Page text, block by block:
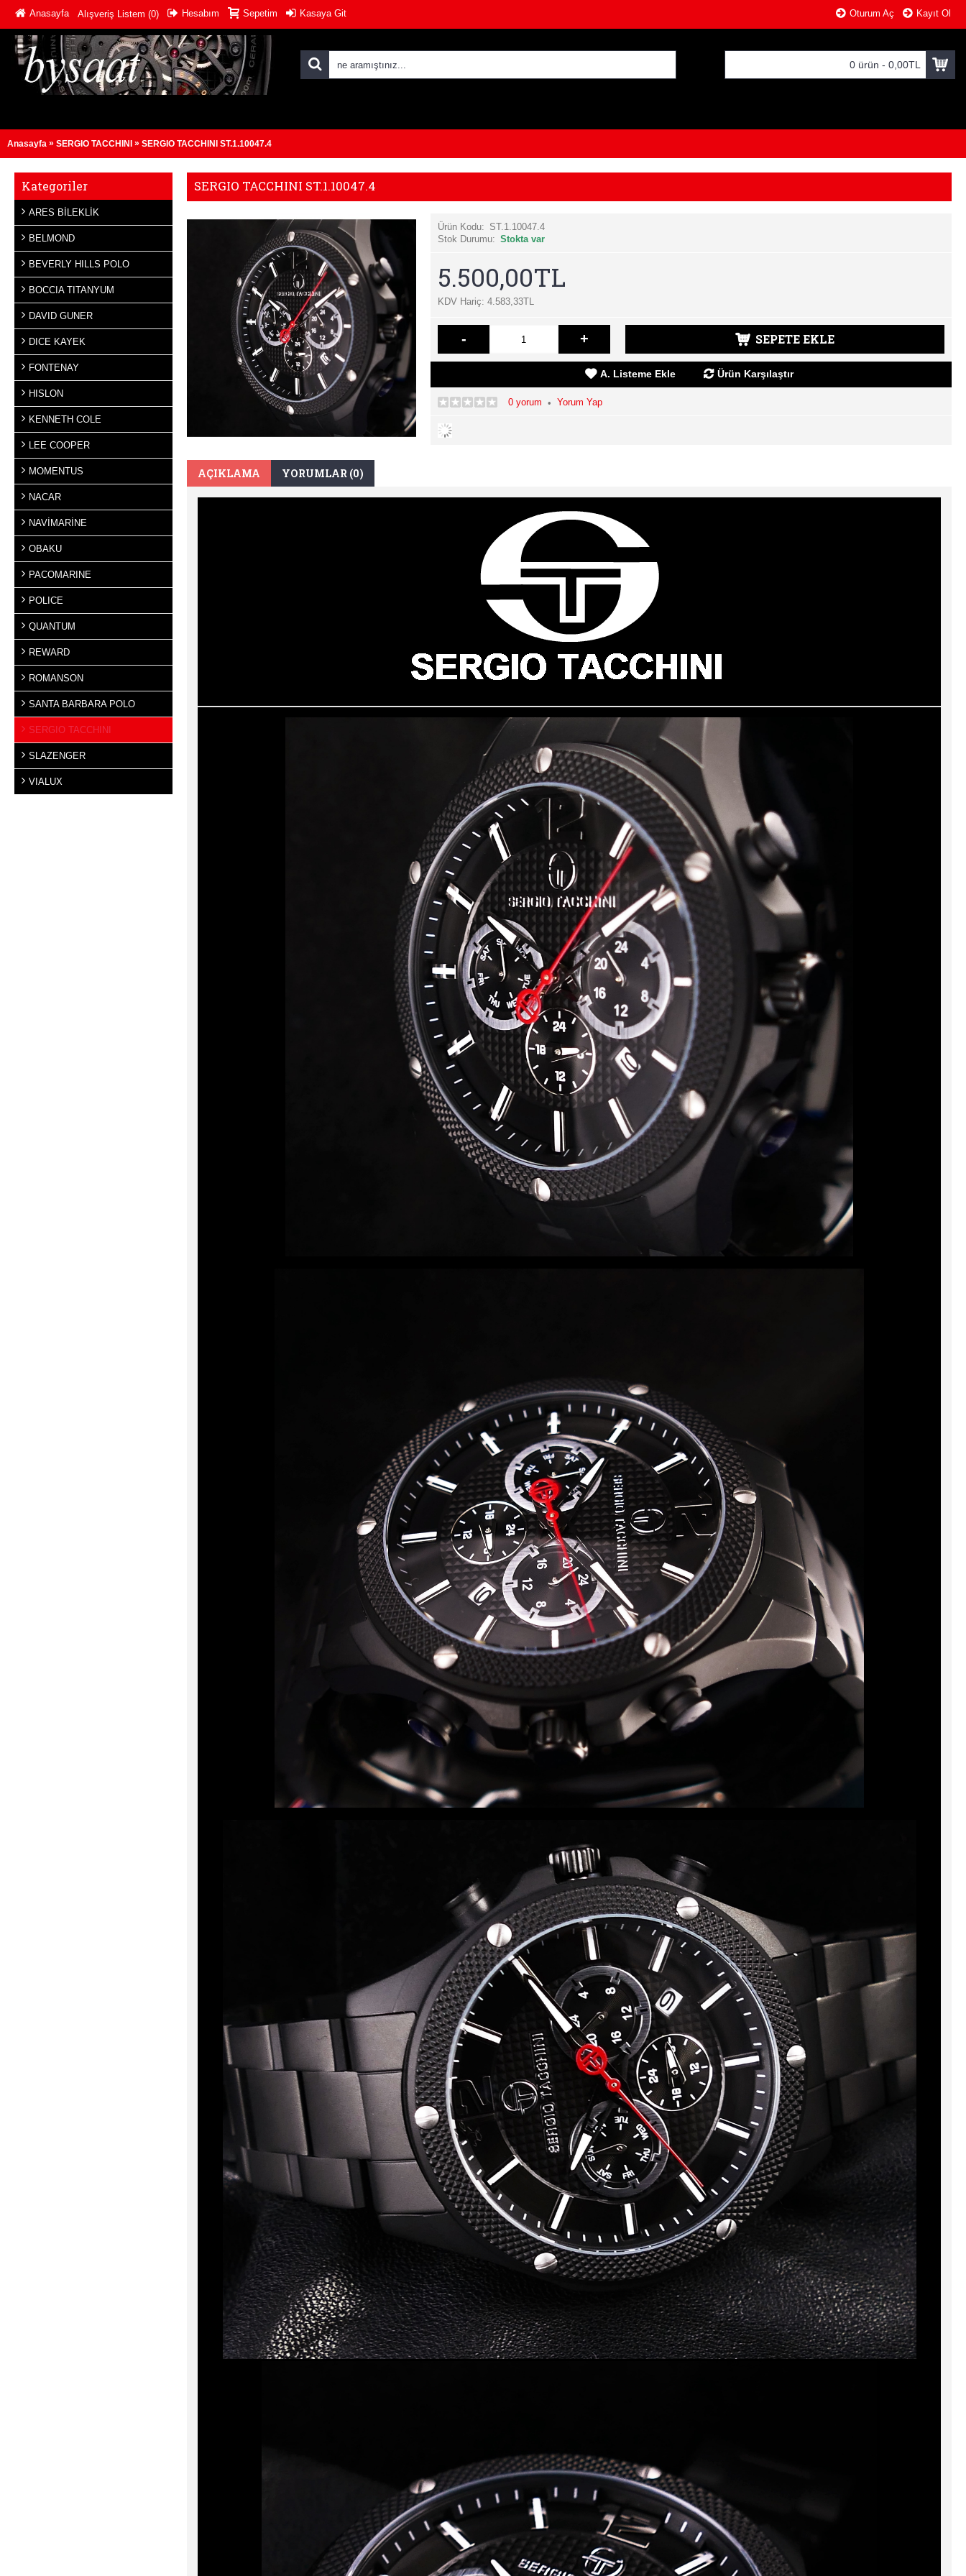
Anasayfa Alışveriş Listem (0) Hesabım Sepetim Kasaya Git Oturum Aç Kayıt Ol
0 ürün - 0,00TL
Anasayfa » SERGIO TACCHINI » SERGIO TACCHINI ST.1.10047.4
Kategoriler
ARES BİLEKLİK
BELMOND
BEVERLY HILLS POLO
BOCCIA TITANYUM
DAVID GUNER
DICE KAYEK
FONTENAY
HISLON
KENNETH COLE
LEE COOPER
MOMENTUS
NACAR
NAVİMARİNE
OBAKU
PACOMARINE
POLICE
QUANTUM
REWARD
ROMANSON
SANTA BARBARA POLO
SERGIO TACCHINI
SLAZENGER
VIALUX
SERGIO TACCHINI ST.1.10047.4
Ürün Kodu: ST.1.10047.4
Stok Durumu: Stokta var
5.500,00TL
KDV Hariç: 4.583,33TL
- + SEPETE EKLE
A. Listeme Ekle Ürün Karşılaştır
0 yorum • Yorum Yap
AÇIKLAMA YORUMLAR (0)